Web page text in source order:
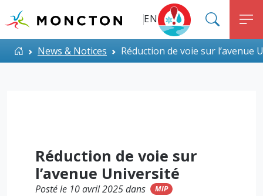
Top Menu
EN
ALERT MONCTON
Accueil
News & Notices Réduction de voie sur l’avenue
Réduction de voie sur
l’avenue Université
Posté le 10 avril 2025 dans MIP